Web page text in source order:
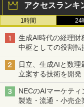
アクセスランキ
1時間 24
生成AI時代の経理
中枢としての役割転
日立、生成AIと数
立案する技術を開発
NECのAIマーケテ
製造・流通・小売